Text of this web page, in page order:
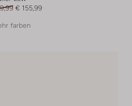
€ 155,99
farben